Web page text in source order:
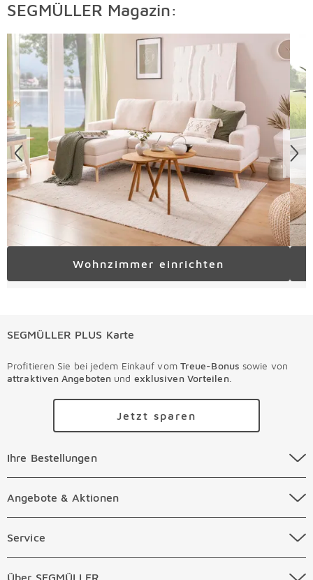
SEGMÜLLER Magazin:
Überspringen
Wohnzimmer einrichten
SEGMÜLLER PLUS Karte
Profitieren Sie bei jedem Einkauf vom Treue-Bonus sowie von
attraktiven Angeboten und exklusiven Vorteilen.
Jetzt sparen
Ihre Bestellungen Überspringen
Ihre Bestellungen
Online Zahlungsarten
Angebote & Aktionen Überspringen
Angebote & Aktionen
Prospekte
Service Überspringen
Service
Über SEGMÜLLER Überspringen
Über SEGMÜLLER